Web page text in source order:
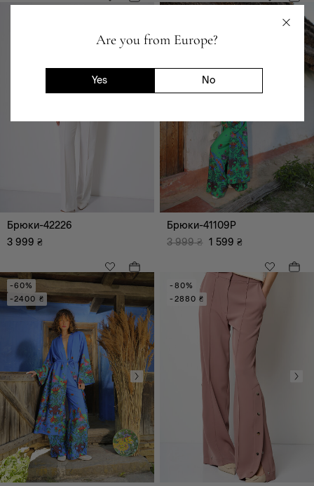
Are you from Europe?
Yes No
Джинсовий одяг
XS
M
XL
Брюки-42226
3 999 ₴
Брюки-41109P
3 999 ₴ 1 599 ₴
-60%
-2400 ₴
-80%
-2880 ₴